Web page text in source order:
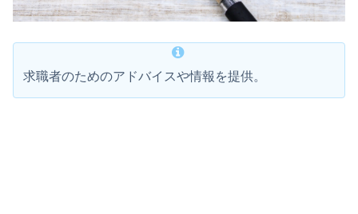
求職者のためのアドバイスや情報を提供。